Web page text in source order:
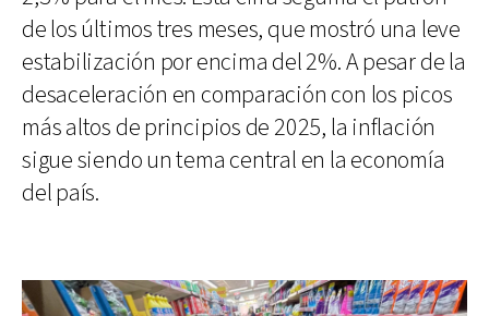
de los últimos tres meses, que mostró una leve
estabilización por encima del 2%. A pesar de la
desaceleración en comparación con los picos
más altos de principios de 2025, la inflación
sigue siendo un tema central en la economía
del país.